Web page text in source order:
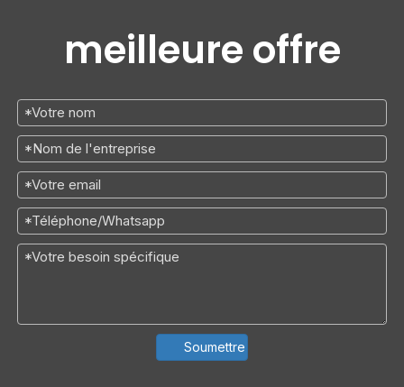
meilleure offre
Soumettre